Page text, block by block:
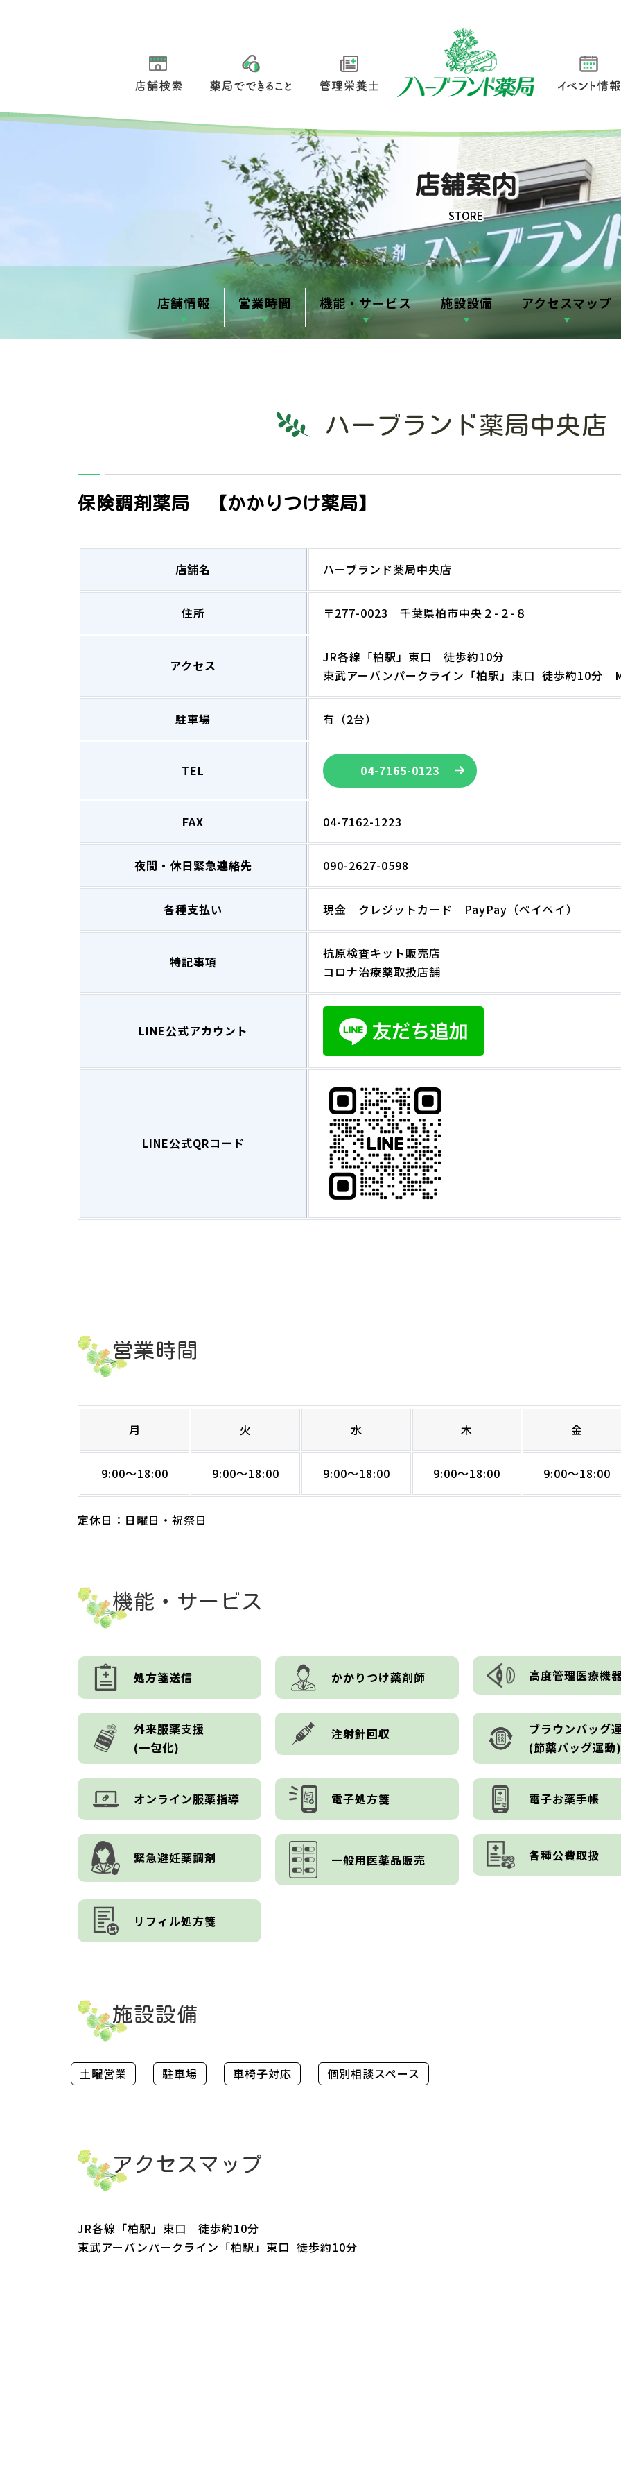
店舗検索 薬局でできること 管理栄養士 イベント情報
店舗案内
STORE
店舗情報 営業時間 機能・サービス 施設設備 アクセスマップ
ハーブランド薬局中央店
保険調剤薬局 【かかりつけ薬局】
店舗名 ハーブランド薬局中央店
住所 〒277-0023 千葉県柏市中央２-２-８
アクセス
JR各線「柏駅」東口 徒歩約10分
東武アーバンパークライン「柏駅」東口 徒歩約10分
駐車場 有（2台）
TEL 04-7165-0123
FAX 04-7162-1223
夜間・休日緊急連絡先 090-2627-0598
各種支払い 現金 クレジットカード PayPay（ペイペイ）
特記事項
抗原検査キット販売店
コロナ治療薬取扱店舗
LINE公式アカウント
LINE公式QRコード
営業時間
月 火 水 木 金
9:00～18:00 9:00～18:00 9:00～18:00 9:00～18:00 9:00～18:00
定休日：日曜日・祝祭日
機能・サービス
処方箋送信 かかりつけ薬剤師 高度管理医療機
外来服薬支援
(一包化)
注射針回収
ブラウンバッグ
(節薬バッグ運動)
オンライン服薬指導 電子処方箋 電子お薬手帳
緊急避妊薬調剤 一般用医薬品販売 各種公費取扱
リフィル処方箋
施設設備
土曜営業 駐車場 車椅子対応 個別相談スペース
アクセスマップ
JR各線「柏駅」東口 徒歩約10分
東武アーバンパークライン「柏駅」東口 徒歩約10分